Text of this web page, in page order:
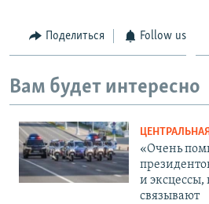
Поделиться Follow us
Вам будет интересно
«Очень
и
связывают